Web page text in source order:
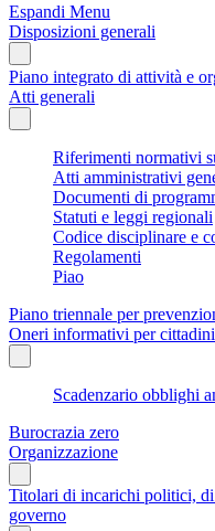
Espandi Menu
Disposizioni generali
Piano integrato di attività e
Atti generali
Riferimenti normativi
Atti amministrativi
Documenti di
Statuti e leggi regionali
Codice disciplinare e
Regolamenti
Piao
Piano triennale per
Oneri informativi per
Scadenzario obblighi
Burocrazia zero
Organizzazione
Titolari di incarichi politici,
governo